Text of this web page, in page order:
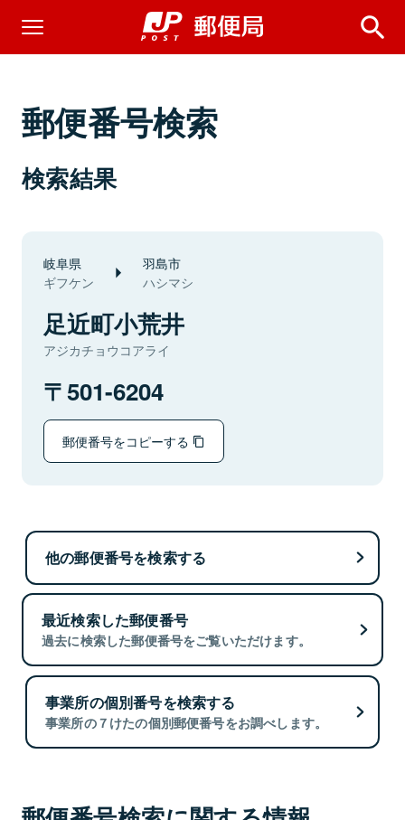
郵便番号検索
検索結果
岐阜県
ギフケン
羽島市
ハシマシ
足近町小荒井
アジカチョウコアライ
501-6204
郵便番号をコピーする
他の郵便番号を検索する
最近検索した郵便番号
過去に検索した郵便番号をご覧いただけます。
事業所の個別番号を検索する
事業所の７けたの個別郵便番号をお調べします。